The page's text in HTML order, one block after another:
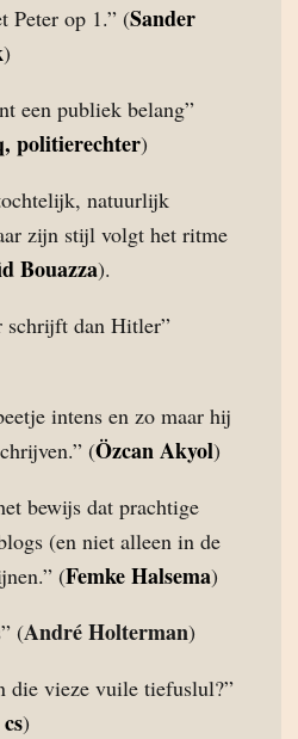
Peter op 1.” (Sander
)
een publiek belang”
politierechter)
natuurlijk
zijn stijl volgt het ritme
Bouazza).
schrijft dan Hitler”
intens en zo maar hij
(Özcan Akyol)
bewijs dat prachtige
(en niet alleen in de
(Femke Halsema)
(André Holterman)
die vieze vuile tiefuslul?”
)